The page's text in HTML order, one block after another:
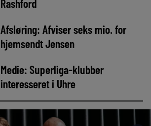
Rashford
Afsløring: Afviser seks mio. for
hjemsendt Jensen
Medie: Superliga-klubber
interesseret i Uhre